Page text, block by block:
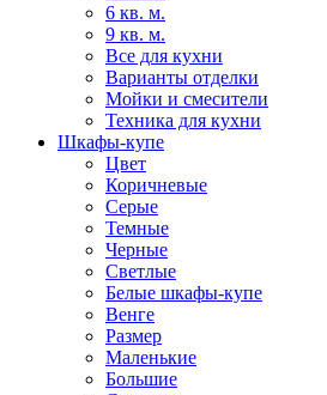
6 кв. м.
9 кв. м.
Все для кухни
Варианты отделки
Мойки и смесители
Техника для кухни
Шкафы-купе
Цвет
Коричневые
Серые
Темные
Черные
Светлые
Белые шкафы-купе
Венге
Размер
Маленькие
Большие